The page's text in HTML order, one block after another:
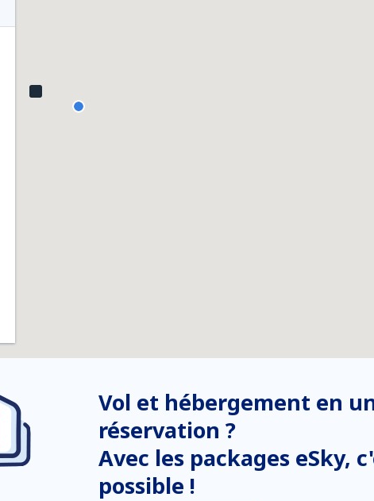
Vol et hébergement en
réservation ?
Avec les packages eSky,
possible !